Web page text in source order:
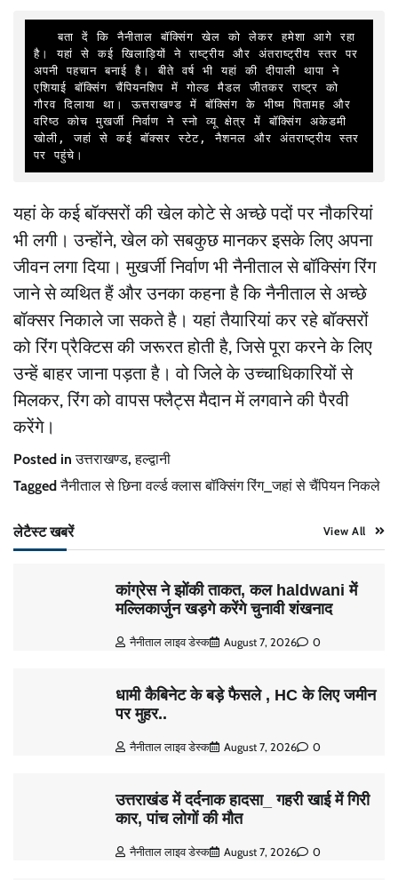
   बता दें कि नैनीताल बॉक्सिंग खेल को लेकर हमेशा आगे रहा
है। यहां से कई खिलाड़ियों ने राष्ट्रीय और अंतराष्ट्रीय स्तर पर
अपनी पहचान बनाई है। बीते वर्ष भी यहां की दीपाली थापा ने
एशियाई बॉक्सिंग चैंपियनशिप में गोल्ड मैडल जीतकर राष्ट्र को
गौरव दिलाया था। ऊत्तराखण्ड में बॉक्सिंग के भीष्म पितामह और
वरिष्ठ कोच मुखर्जी निर्वाण ने स्नो व्यू क्षेत्र में बॉक्सिंग अकेडमी
खोली, जहां से कई बॉक्सर स्टेट, नैशनल और अंतराष्ट्रीय स्तर
पर पहुंचे।
यहां के कई बॉक्सरों की खेल कोटे से अच्छे पदों पर नौकरियां
भी लगी। उन्होंने, खेल को सबकुछ मानकर इसके लिए अपना
जीवन लगा दिया। मुखर्जी निर्वाण भी नैनीताल से बॉक्सिंग रिंग
जाने से व्यथित हैं और उनका कहना है कि नैनीताल से अच्छे
बॉक्सर निकाले जा सकते है। यहां तैयारियां कर रहे बॉक्सरों
को रिंग प्रैक्टिस की जरूरत होती है, जिसे पूरा करने के लिए
उन्हें बाहर जाना पड़ता है। वो जिले के उच्चाधिकारियों से
मिलकर, रिंग को वापस फ्लैट्स मैदान में लगवाने की पैरवी
करेंगे।
Posted inउत्तराखण्ड,हल्द्वानी
Taggedनैनीताल से छिना वर्ल्ड क्लास बॉक्सिंग रिंग_जहां से चैंपियन निकले
लेटैस्ट खबरें View All
कांग्रेस ने झोंकी ताकत, कल haldwani में
मल्लिकार्जुन खड़गे करेंगे चुनावी शंखनाद
नैनीताल लाइव डेस्क August 7, 2026 0
धामी कैबिनेट के बड़े फैसले , HC के लिए जमीन
पर मुहर..
नैनीताल लाइव डेस्क August 7, 2026 0
उत्तराखंड में दर्दनाक हादसा_ गहरी खाई में गिरी
कार, पांच लोगों की मौत
नैनीताल लाइव डेस्क August 7, 2026 0